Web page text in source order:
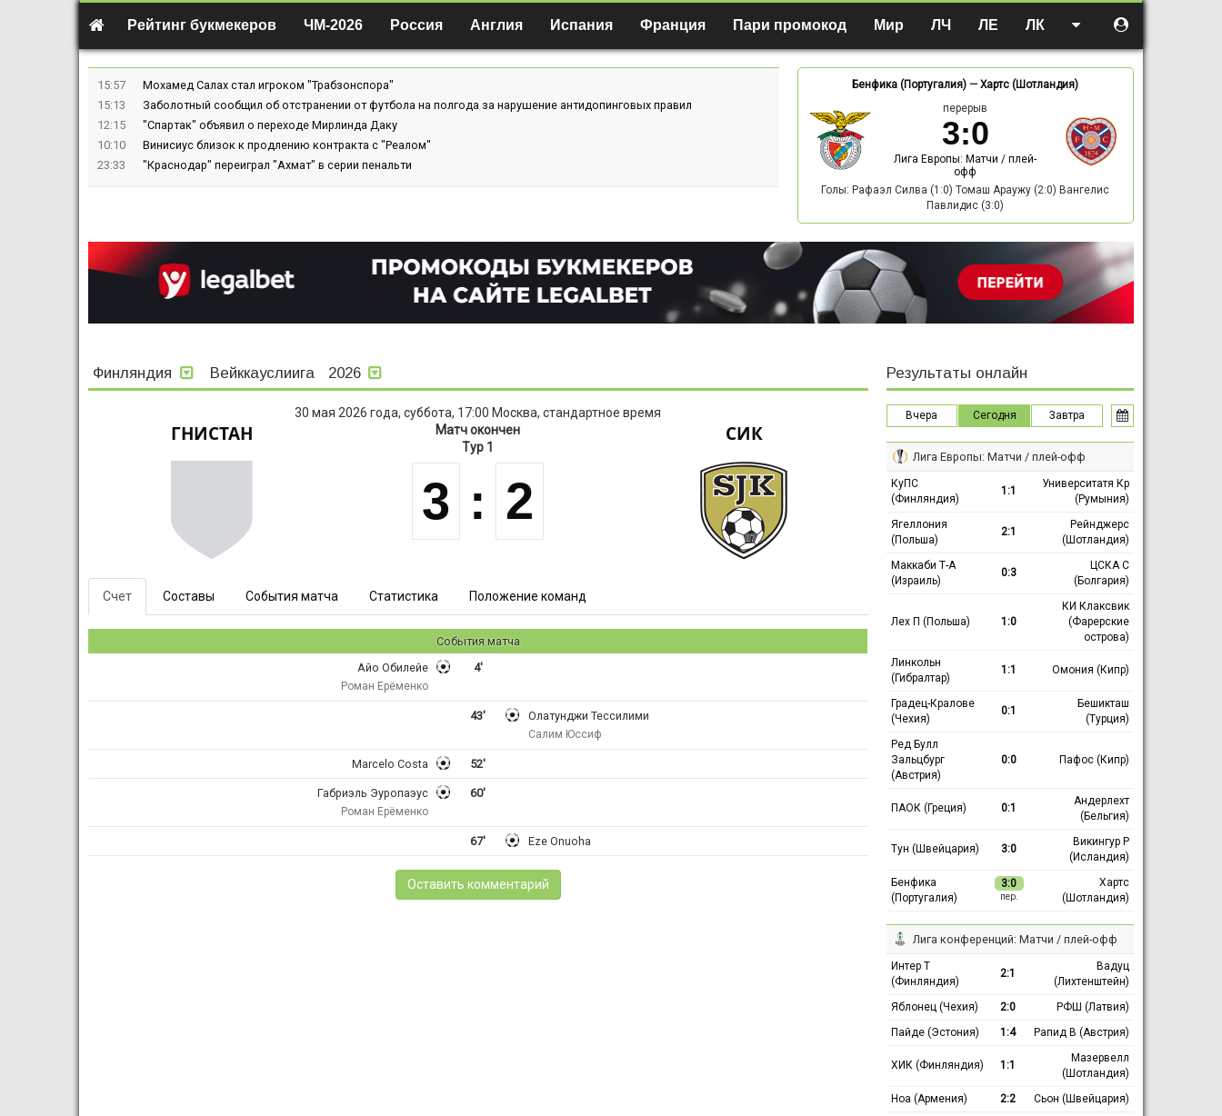
Рейтинг букмекеров ЧМ-2026 Россия Англия Испания Франция Пари промокод Мир ЛЧ ЛЕ ЛК
15:57
Мохамед Салах стал игроком "Трабзонспора"
15:13
Заболотный сообщил об отстранении от футбола на полгода за нарушение антидопинговых правил
12:15
"Спартак" объявил о переходе Мирлинда Даку
10:10
Винисиус близок к продлению контракта с "Реалом"
23:33
"Краснодар" переиграл "Ахмат" в серии пенальти
Бенфика (Португалия) —Хартс (Шотландия)
перерыв
3:0
Лига Европы: Матчи / плей-
офф
Голы: Рафаэл Силва (1:0) Томаш Араужу (2:0) Вангелис
Павлидис (3:0)
Финляндия Вейккауслиига 2026
30 мая 2026 года, суббота, 17:00 Москва, стандартное время
ГНИСТАН
Матч окончен
Тур 1
3 : 2
СИК
Счет Составы События матча Статистика Положение команд
События матча
4'
Айо Обилейе
Роман Ерёменко
43' Олатунджи Тессилими
Салим Юссиф
52'
Marcelo Costa
60'
Габриэль Эуропаэус
Роман Ерёменко
67' Eze Onuoha
Оставить комментарий
Результаты онлайн
Вчера Сегодня Завтра
Лига Европы: Матчи / плей-офф
КуПС
(Финляндия)
1:1
Университатя Кр
(Румыния)
Ягеллония
(Польша)
2:1
Рейнджерс
(Шотландия)
Маккаби Т-А
(Израиль)
0:3
ЦСКА С
(Болгария)
Лех П (Польша) 1:0
КИ Клаксвик
(Фарерские
острова)
Линкольн
(Гибралтар)
1:1 Омония (Кипр)
Градец-Кралове
(Чехия)
0:1
Бешикташ
(Турция)
Ред Булл
Зальцбург
(Австрия)
0:0 Пафос (Кипр)
ПАОК (Греция) 0:1
Андерлехт
(Бельгия)
Тун (Швейцария) 3:0
Викингур Р
(Исландия)
Бенфика
(Португалия)
3:0
пер.
Хартс
(Шотландия)
Лига конференций: Матчи / плей-офф
Интер Т
(Финляндия)
2:1
Вадуц
(Лихтенштейн)
Яблонец (Чехия)
2:0
РФШ (Латвия)
Пайде (Эстония)
1:4 Рапид В (Австрия)
ХИК (Финляндия) 1:1
Мазервелл
(Шотландия)
Ноа (Армения)
2:2
Сьон (Швейцария)